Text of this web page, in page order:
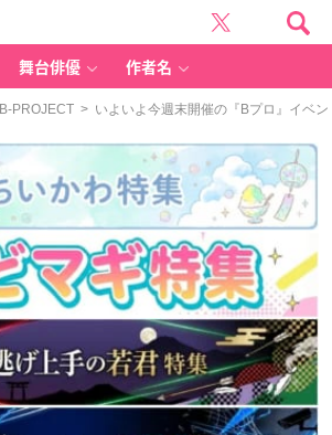
舞台俳優 作者名
B-PROJECT > いよいよ今週末開催の『Bプロ』イベ